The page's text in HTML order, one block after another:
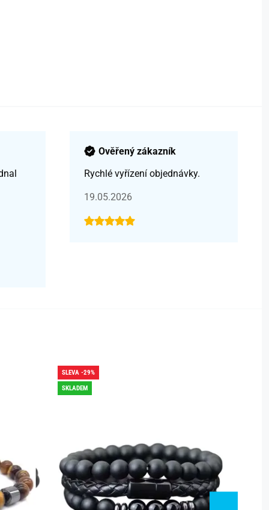
Ověřený zákazník
Rychlé vyřízení objednávky.
19.05.2026
SLEVA -29%
SKLADEM